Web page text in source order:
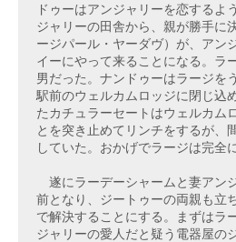
ドゥーはアンジャリーを恋するよ
ジャリーの田舎から、親が勝手に
ージパール・ヤーダヴ）が、アン
イーにやって来ることになる。ラ
男だった。ナンドゥーはラージを
駅前のウェルカムロッジに閉じ込
たカチュラーセートはウェルカム
とを突き止めてリンチをするが、
していた。おかげでラージは完全
遂にラーデーシャームと妻アン
前となり、ジートゥーの両親も立
で解決することにする。まずはラ
ジャリーの愛人だと疑う電器屋の